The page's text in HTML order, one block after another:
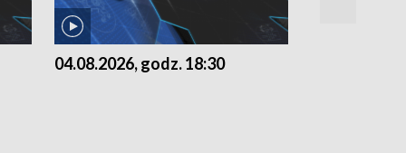
04.08.2026, godz. 18:30